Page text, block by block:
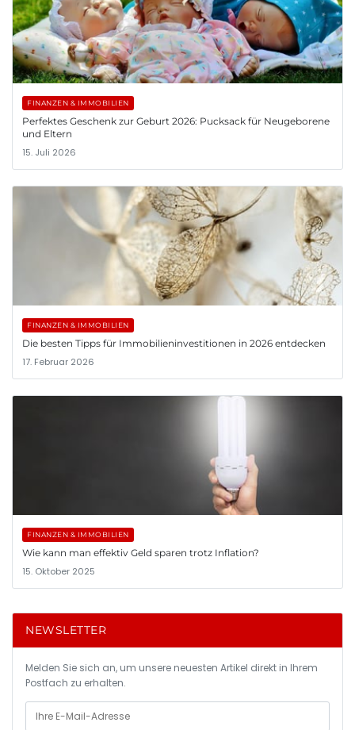
FINANZEN & IMMOBILIEN
Perfektes Geschenk zur Geburt 2026: Pucksack für Neugeborene
und Eltern
15. Juli 2026
FINANZEN & IMMOBILIEN
Die besten Tipps für Immobilieninvestitionen in 2026 entdecken
17. Februar 2026
FINANZEN & IMMOBILIEN
Wie kann man effektiv Geld sparen trotz Inflation?
15. Oktober 2025
NEWSLETTER
Melden Sie sich an, um unsere neuesten Artikel direkt in Ihrem
Postfach zu erhalten.